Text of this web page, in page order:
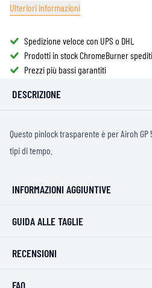
Ulteriori informazioni
Spedizione veloce con UPS o DHL
Prodotti in stock ChromeBurner
Prezzi più bassi garantiti
DESCRIZIONE
Questo pinlock trasparente è per Airoh
tipi di tempo.
INFORMAZIONI AGGIUNTIVE
GUIDA ALLE TAGLIE
RECENSIONI
FAQ